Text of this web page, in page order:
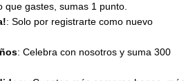
que gastes, sumas 1 punto.
: Solo por registrarte como nuevo
: Celebra con nosotros y suma 300